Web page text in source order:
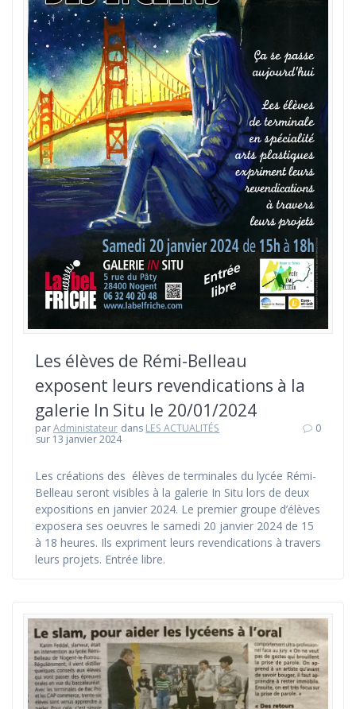
Les élèves de Rémi-Belleau
exposent leurs revendications à la
galerie In Situ le 20/01/2024
parAdministateur dans LES ACTUALITÉS
sur 13 janvier 2024
0
Les créations des élèves de terminales du lycée Rémi-
Belleau seront visibles à la galerie In Situ lors de deux
expositions en janvier 2024. Le premier groupe d’élèves
exposera ses oeuvres le samedi 20 janvier 2024 de 15
à 18 heures. Ils expriment leurs revendications à travers
leurs projets. Entrée libre.